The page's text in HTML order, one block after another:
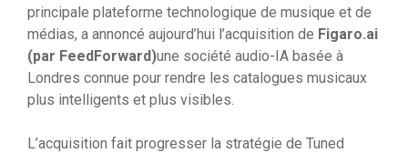
principale plateforme technologique de musique et de
médias, a annoncé aujourd’hui l’acquisition de Figaro.ai
(par FeedForward)une société audio-IA basée à
Londres connue pour rendre les catalogues musicaux
plus intelligents et plus visibles.
L’acquisition fait progresser la stratégie de Tuned